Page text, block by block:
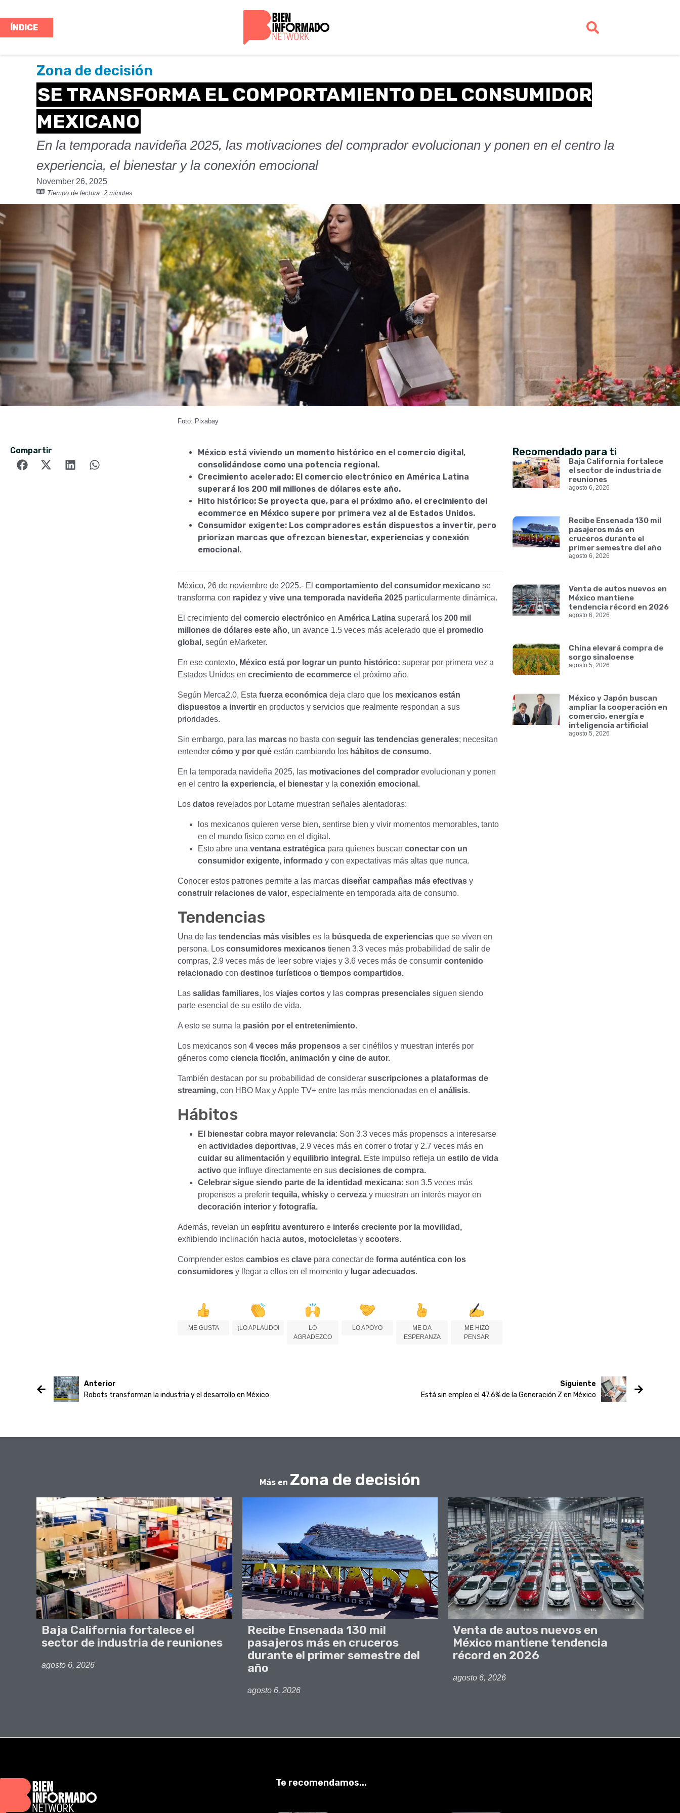
ÍNDICE
Zona de decisión
SE TRANSFORMA EL COMPORTAMIENTO DEL CONSUMIDOR
MEXICANO
En la temporada navideña 2025, las motivaciones del comprador evolucionan y ponen en el centro la
experiencia, el bienestar y la conexión emocional
November 26, 2025
Tiempo de lectura: 2 minutes
Foto: Pixabay
Compartir
México está viviendo un momento histórico en el comercio digital,
consolidándose como una potencia regional.
Crecimiento acelerado: El comercio electrónico en América Latina
superará los 200 mil millones de dólares este año.
Hito histórico: Se proyecta que, para el próximo año, el crecimiento del
ecommerce en México supere por primera vez al de Estados Unidos.
Consumidor exigente: Los compradores están dispuestos a invertir, pero
priorizan marcas que ofrezcan bienestar, experiencias y conexión
emocional.
México, 26 de noviembre de 2025.- El comportamiento del consumidor mexicano se
transforma con rapidez y vive una temporada navideña 2025 particularmente dinámica.
El crecimiento del comercio electrónico en América Latina superará los 200 mil
millones de dólares este año, un avance 1.5 veces más acelerado que el promedio
global, según eMarketer.
En ese contexto, México está por lograr un punto histórico: superar por primera vez a
Estados Unidos en crecimiento de ecommerce el próximo año.
Según Merca2.0, Esta fuerza económica deja claro que los mexicanos están
dispuestos a invertir en productos y servicios que realmente respondan a sus
prioridades.
Sin embargo, para las marcas no basta con seguir las tendencias generales; necesitan
entender cómo y por qué están cambiando los hábitos de consumo.
En la temporada navideña 2025, las motivaciones del comprador evolucionan y ponen
en el centro la experiencia, el bienestar y la conexión emocional.
Los datos revelados por Lotame muestran señales alentadoras:
los mexicanos quieren verse bien, sentirse bien y vivir momentos memorables, tanto
en el mundo físico como en el digital.
Esto abre una ventana estratégica para quienes buscan conectar con un
consumidor exigente, informado y con expectativas más altas que nunca.
Conocer estos patrones permite a las marcas diseñar campañas más efectivas y
construir relaciones de valor, especialmente en temporada alta de consumo.
Tendencias
Una de las tendencias más visibles es la búsqueda de experiencias que se viven en
persona. Los consumidores mexicanos tienen 3.3 veces más probabilidad de salir de
compras, 2.9 veces más de leer sobre viajes y 3.6 veces más de consumir contenido
relacionado con destinos turísticos o tiempos compartidos.
Las salidas familiares, los viajes cortos y las compras presenciales siguen siendo
parte esencial de su estilo de vida.
A esto se suma la pasión por el entretenimiento.
Los mexicanos son 4 veces más propensos a ser cinéfilos y muestran interés por
géneros como ciencia ficción, animación y cine de autor.
También destacan por su probabilidad de considerar suscripciones a plataformas de
streaming, con HBO Max y Apple TV+ entre las más mencionadas en el análisis.
Hábitos
El bienestar cobra mayor relevancia: Son 3.3 veces más propensos a interesarse
en actividades deportivas, 2.9 veces más en correr o trotar y 2.7 veces más en
cuidar su alimentación y equilibrio integral. Este impulso refleja un estilo de vida
activo que influye directamente en sus decisiones de compra.
Celebrar sigue siendo parte de la identidad mexicana: son 3.5 veces más
propensos a preferir tequila, whisky o cerveza y muestran un interés mayor en
decoración interior y fotografía.
Además, revelan un espíritu aventurero e interés creciente por la movilidad,
exhibiendo inclinación hacia autos, motocicletas y scooters.
Comprender estos cambios es clave para conectar de forma auténtica con los
consumidores y llegar a ellos en el momento y lugar adecuados.
ME GUSTA ¡LO APLAUDO!
LO
AGRADEZCO
LO APOYO
ME DA
ESPERANZA
ME HIZO
PENSAR
Recomendado para ti
Baja California fortalece
el sector de industria de
reuniones
agosto 6, 2026
Recibe Ensenada 130 mil
pasajeros más en
cruceros durante el
primer semestre del año
agosto 6, 2026
Venta de autos nuevos en
México mantiene
tendencia récord en 2026
agosto 6, 2026
China elevará compra de
sorgo sinaloense
agosto 5, 2026
México y Japón buscan
ampliar la cooperación en
comercio, energía e
inteligencia artificial
agosto 5, 2026
Anterior
Robots transforman la industria y el desarrollo en México
Siguiente
Está sin empleo el 47.6% de la Generación Z en México
Más en Zona de decisión
Baja California fortalece el
sector de industria de reuniones
agosto 6, 2026
Recibe Ensenada 130 mil
pasajeros más en cruceros
durante el primer semestre del
año
agosto 6, 2026
Venta de autos nuevos en
México mantiene tendencia
récord en 2026
agosto 6, 2026
Te recomendamos...